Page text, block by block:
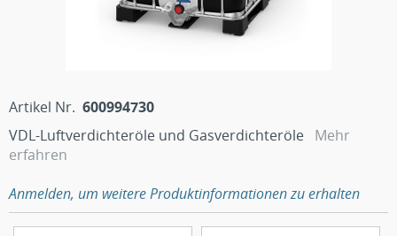
Artikel Nr. 600994730
VDL-Luftverdichteröle und Gasverdichteröle Mehr
erfahren
Anmelden, um weitere Produktinformationen zu erhalten